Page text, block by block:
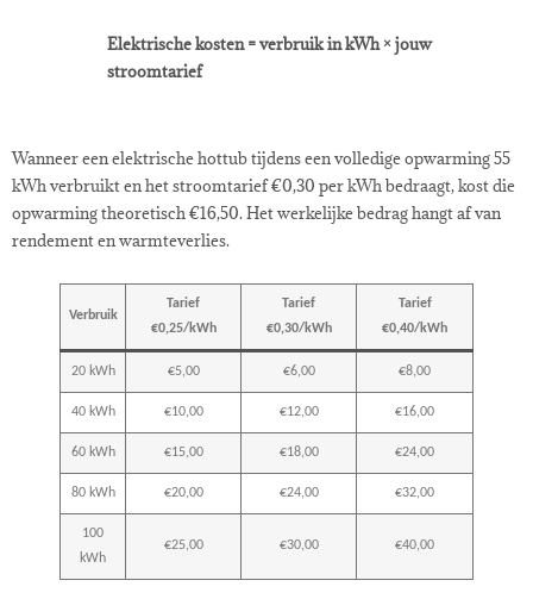
Elektrische kosten = verbruik in kWh × jouw
stroomtarief
Wanneer een elektrische hottub tijdens een volledige opwarming 55
kWh verbruikt en het stroomtarief €0,30 per kWh bedraagt, kost die
opwarming theoretisch €16,50. Het werkelijke bedrag hangt af van
rendement en warmteverlies.
Verbruik
Tarief
€0,25/kWh
Tarief
€0,30/kWh
Tarief
€0,40/kWh
20 kWh €5,00 €6,00 €8,00
40 kWh €10,00 €12,00 €16,00
60 kWh €15,00 €18,00 €24,00
80 kWh €20,00 €24,00 €32,00
100
kWh
€25,00 €30,00 €40,00